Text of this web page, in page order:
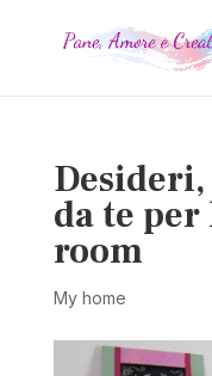
da te
room
My home